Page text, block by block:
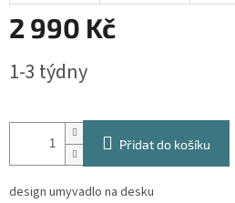
2 990 Kč
cena:
1-3 týdny
Přidat do košíku
design umyvadlo na desku